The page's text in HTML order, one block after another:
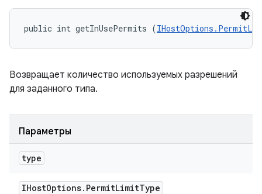
public int getInUsePermits (
Возвращает количество используемых разрешений
для заданного типа.
Параметры
type
IHostOptions. PermitLimitType